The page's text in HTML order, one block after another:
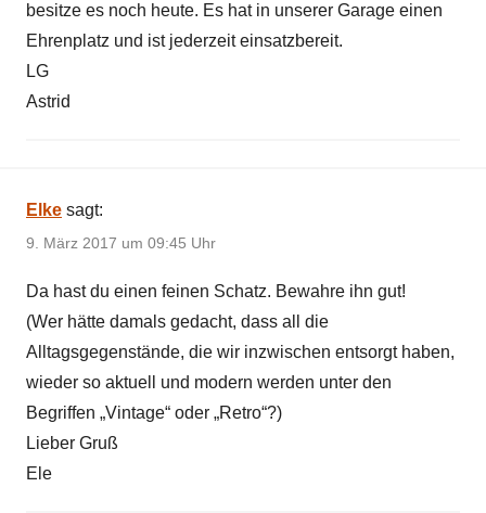
besitze es noch heute. Es hat in unserer Garage einen
Ehrenplatz und ist jederzeit einsatzbereit.
LG
Astrid
Elke sagt:
9. März 2017 um 09:45 Uhr
Da hast du einen feinen Schatz. Bewahre ihn gut!
(Wer hätte damals gedacht, dass all die
Alltagsgegenstände, die wir inzwischen entsorgt haben,
wieder so aktuell und modern werden unter den
Begriffen „Vintage“ oder „Retro“?)
Lieber Gruß
Ele